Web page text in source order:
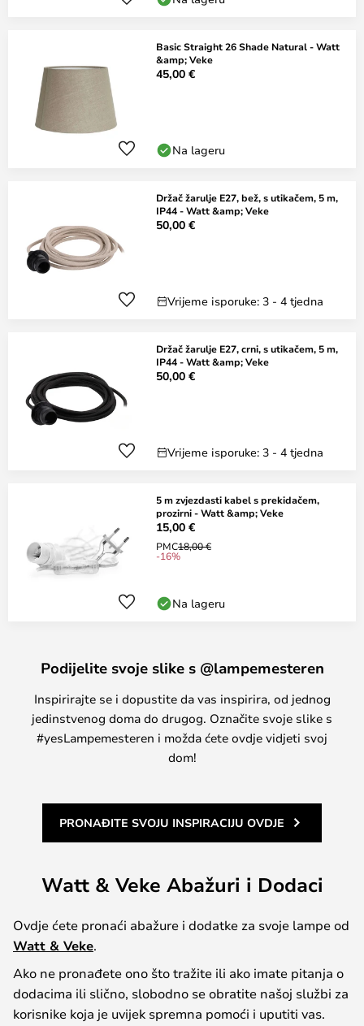
Basic Straight 26 Shade Natural - Watt
&amp; Veke
45,00 €
Na lageru
Držač žarulje E27, bež, s utikačem, 5 m,
IP44 - Watt &amp; Veke
50,00 €
Vrijeme isporuke: 3 - 4 tjedna
Držač žarulje E27, crni, s utikačem, 5 m,
IP44 - Watt &amp; Veke
50,00 €
Vrijeme isporuke: 3 - 4 tjedna
5 m zvjezdasti kabel s prekidačem,
prozirni - Watt &amp; Veke
15,00 €
PMC18,00 €
-16%
Na lageru
Podijelite svoje slike s @lampemesteren
Inspirirajte se i dopustite da vas inspirira, od jednog
jedinstvenog doma do drugog. Označite svoje slike s
#yesLampemesteren i možda ćete ovdje vidjeti svoj
dom!
PRONAĐITE SVOJU INSPIRACIJU OVDJE
Watt & Veke Abažuri i Dodaci
Ovdje ćete pronaći abažure i dodatke za svoje lampe od
Watt & Veke.
Ako ne pronađete ono što tražite ili ako imate pitanja o
dodacima ili slično, slobodno se obratite našoj službi za
korisnike koja je uvijek spremna pomoći i uputiti vas.